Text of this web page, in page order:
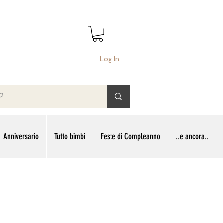
Log In
Anniversario Tutto bimbi Feste di Compleanno ..e ancora..